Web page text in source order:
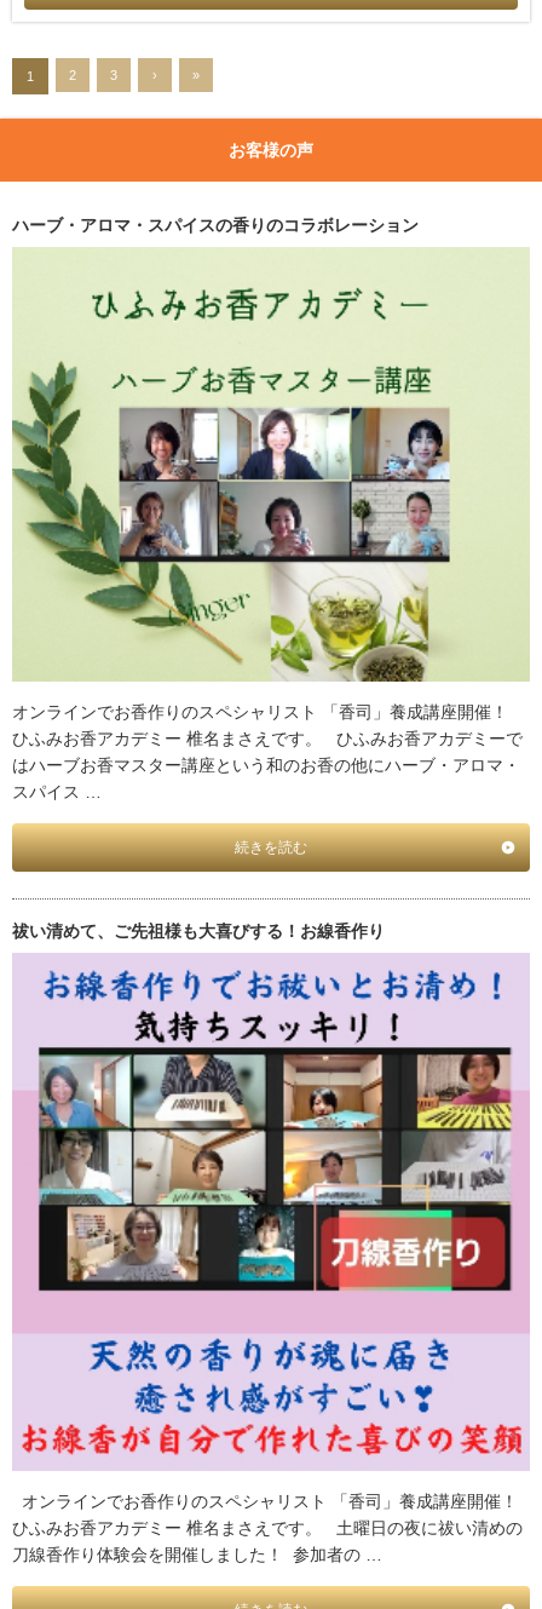
1 2 3 › »
お客様の声
ハーブ・アロマ・スパイスの香りのコラボレーション
オンラインでお香作りのスペシャリスト 「香司」養成講座開催！
ひふみお香アカデミー 椎名まさえです。 ひふみお香アカデミーで
はハーブお香マスター講座という和のお香の他にハーブ・アロマ・
スパイス …
続きを読む
祓い清めて、ご先祖様も大喜びする！お線香作り
オンラインでお香作りのスペシャリスト 「香司」養成講座開催！
ひふみお香アカデミー 椎名まさえです。 土曜日の夜に祓い清めの
刀線香作り体験会を開催しました！ 参加者の …